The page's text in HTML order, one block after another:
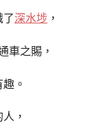
了深水埗 ，
車之賜，
。
，